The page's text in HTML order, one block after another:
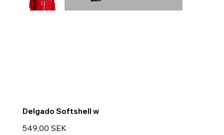
Delgado Softshell w
Prix
549,00 SEK